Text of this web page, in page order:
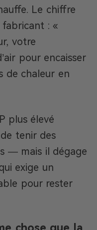
Le chiffre
: «
votre
pour encaisser
de chaleur en
plus élevé
tenir des
— mais il dégage
exige un
pour rester